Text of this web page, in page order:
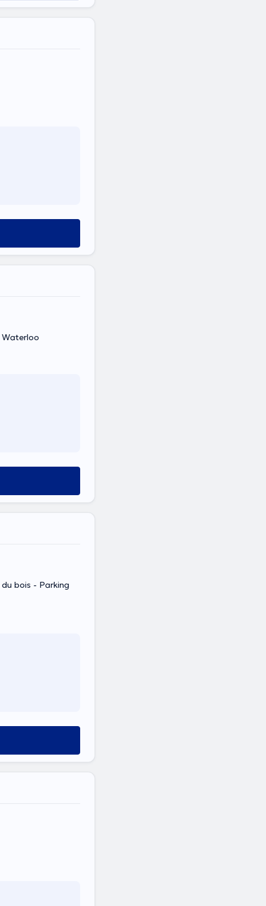
Waterloo
bois - Parking